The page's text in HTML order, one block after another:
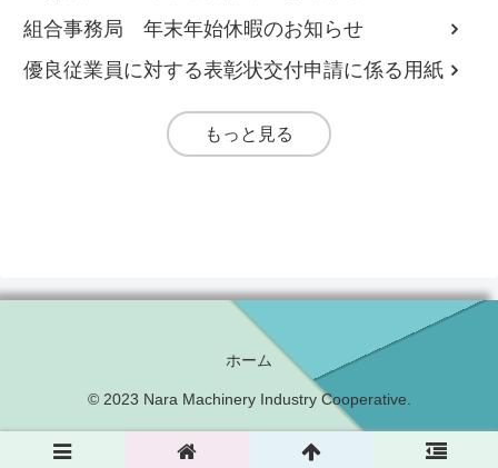
組合事務局 年末年始休暇のお知らせ
優良従業員に対する表彰状交付申請に係る用紙
もっと見る
ホーム
© 2023 Nara Machinery Industry Cooperative.